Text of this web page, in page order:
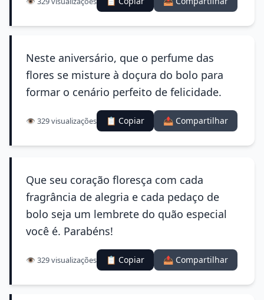
Neste aniversário, que o perfume das
flores se misture à doçura do bolo para
formar o cenário perfeito de felicidade.
👁️ 329 visualizações 📋 Copiar 📤 Compartilhar
Que seu coração floresça com cada
fragrância de alegria e cada pedaço de
bolo seja um lembrete do quão especial
você é. Parabéns!
👁️ 329 visualizações 📋 Copiar 📤 Compartilhar